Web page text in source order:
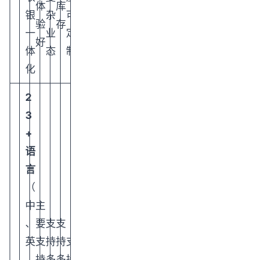
银
一
体
化
体
验
好
杂
业
态
库
存
可
定
制
2
3
+
语
言
（
中
、
英
主
要
支
支
持
支
持支